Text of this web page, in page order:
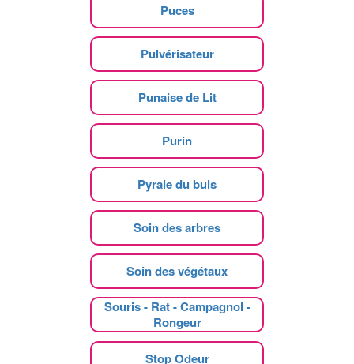
Puces
Pulvérisateur
Punaise de Lit
Purin
Pyrale du buis
Soin des arbres
Soin des végétaux
Souris - Rat - Campagnol -
Rongeur
Stop Odeur